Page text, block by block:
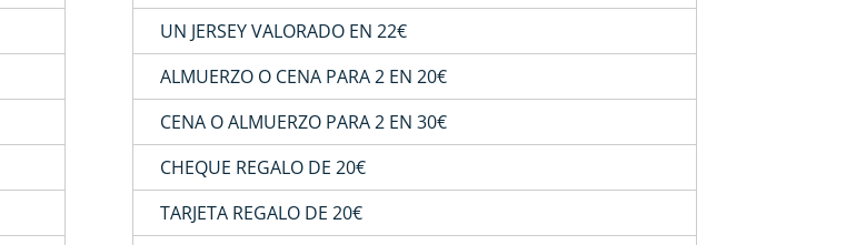
UN JERSEY VALORADO EN 22€
ALMUERZO O CENA PARA 2 EN 20€
CENA O ALMUERZO PARA 2 EN 30€
CHEQUE REGALO DE 20€
TARJETA REGALO DE 20€